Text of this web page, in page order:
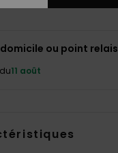
ou point relais
11 août